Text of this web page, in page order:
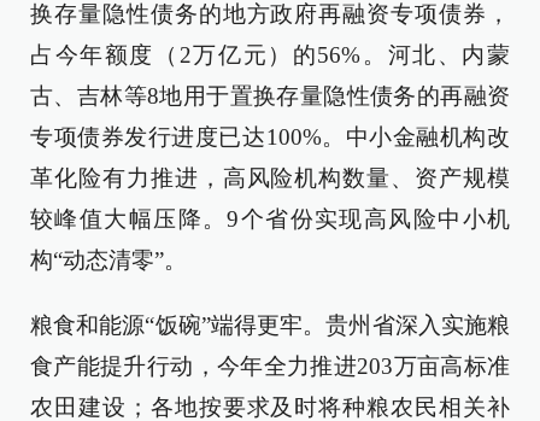
换存量隐性债务的地方政府再融资专项债券，
占今年额度（2万亿元）的56%。河北、内蒙
古、吉林等8地用于置换存量隐性债务的再融资
专项债券发行进度已达100%。中小金融机构改
革化险有力推进，高风险机构数量、资产规模
较峰值大幅压降。9个省份实现高风险中小机
构“动态清零”。
粮食和能源“饭碗”端得更牢。贵州省深入实施粮
食产能提升行动，今年全力推进203万亩高标准
农田建设；各地按要求及时将种粮农民相关补